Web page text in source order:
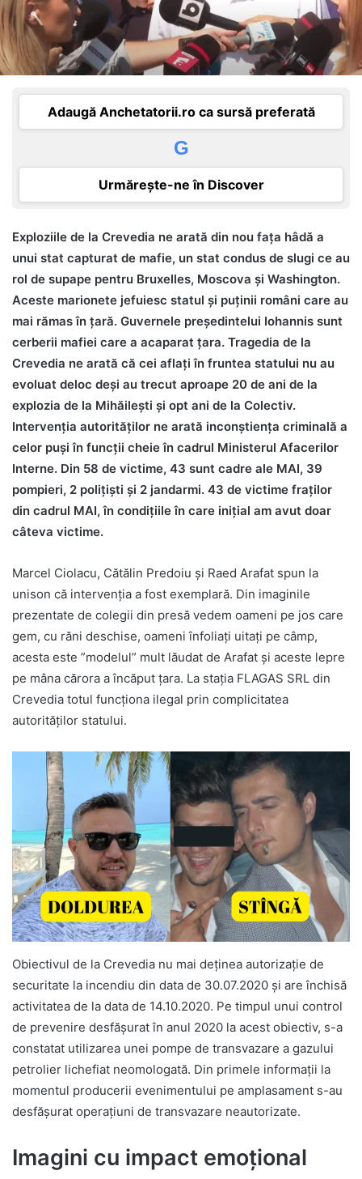
Adaugă Anchetatorii.ro ca sursă preferată
G
Urmărește-ne în Discover
Exploziile de la Crevedia ne arată din nou fața hâdă a
unui stat capturat de mafie, un stat condus de slugi ce au
rol de supape pentru Bruxelles, Moscova și Washington.
Aceste marionete jefuiesc statul și puținii români care au
mai rămas în țară. Guvernele președintelui Iohannis sunt
cerberii mafiei care a acaparat țara. Tragedia de la
Crevedia ne arată că cei aflați în fruntea statului nu au
evoluat deloc deși au trecut aproape 20 de ani de la
explozia de la Mihăilești și opt ani de la Colectiv.
Intervenția autorităților ne arată inconștiența criminală a
celor puși în funcții cheie în cadrul Ministerul Afacerilor
Interne. Din 58 de victime, 43 sunt cadre ale MAI, 39
pompieri, 2 poliţişti şi 2 jandarmi. 43 de victime fraților
din cadrul MAI, în condițiile în care inițial am avut doar
câteva victime.
Marcel Ciolacu, Cătălin Predoiu și Raed Arafat spun la
unison că intervenția a fost exemplară. Din imaginile
prezentate de colegii din presă vedem oameni pe jos care
gem, cu răni deschise, oameni înfoliați uitați pe câmp,
acesta este ”modelul” mult lăudat de Arafat și aceste lepre
pe mâna cărora a încăput țara. La stația FLAGAS SRL din
Crevedia totul funcționa ilegal prin complicitatea
autorităților statului.
Obiectivul de la Crevedia nu mai deţinea autorizație de
securitate la incendiu din data de 30.07.2020 şi are închisă
activitatea de la data de 14.10.2020. Pe timpul unui control
de prevenire desfăşurat în anul 2020 la acest obiectiv, s-a
constatat utilizarea unei pompe de transvazare a gazului
petrolier lichefiat neomologată. Din primele informații la
momentul producerii evenimentului pe amplasament s-au
desfăşurat operațiuni de transvazare neautorizate.
Imagini cu impact emoțional